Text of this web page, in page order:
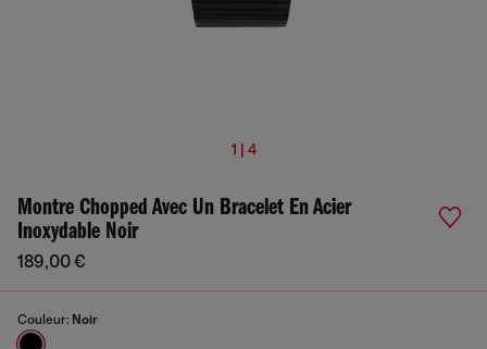
1 | 4
Montre Chopped Avec Un Bracelet En Acier
Inoxydable Noir
189,00 €
Couleur: Noir